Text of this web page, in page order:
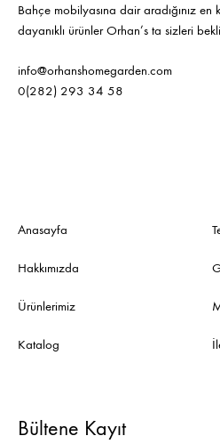
Bahçe mobilyasına dair aradığınız en
dayanıklı ürünler Orhan’s ta sizleri
info@orhanshomegarden.com
0(282) 293 34 58
Anasayfa
Hakkımızda
Ürünlerimiz
Katalog
Bültene Kayıt